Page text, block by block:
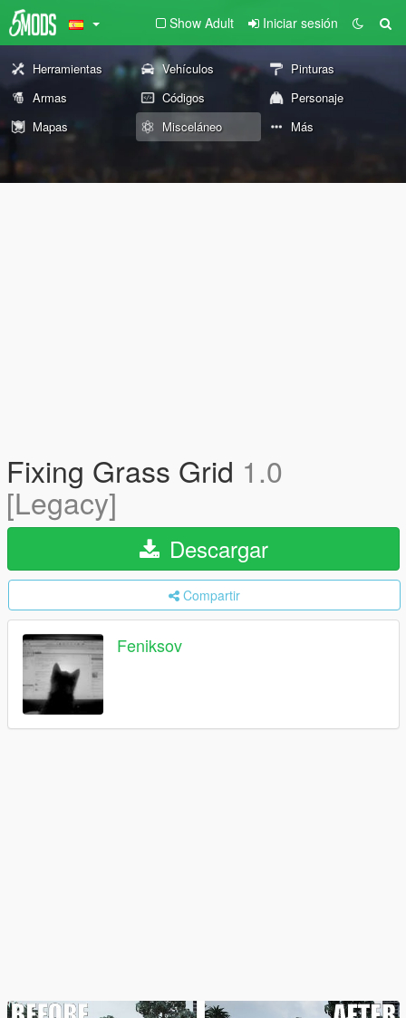
Show Adult Iniciar sesión
Herramientas Vehículos
Pinturas
Armas
Códigos
Personaje
Mapas
Misceláneo Más
Fixing Grass Grid 1.0
[Legacy]
Descargar
Compartir
Feniksov